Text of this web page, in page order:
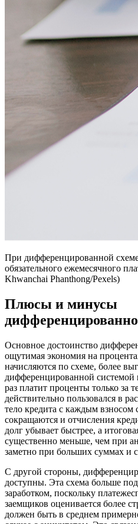
При дифференцированной
обязательного ежемесячного
Khwanchai Phanthong/Pexels)
Плюсы и минусы
Основное достоинство
ощутимая экономия на
начисляются по схеме, более
дифференцированной
раз платит проценты только за
действительно пользовался в
тело кредита с каждым взносом
сокращаются и отчисления
долг убывает быстрее, а
существенно меньше, чем при
заметно при больших суммах и
С другой стороны,
доступны. Эта схема больше
заработком, поскольку
заемщиков оценивается более
должен быть в среднем